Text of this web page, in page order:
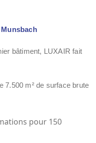
bâtiment, LUXAIR fait
7.500 m² de surface brute
pour 150